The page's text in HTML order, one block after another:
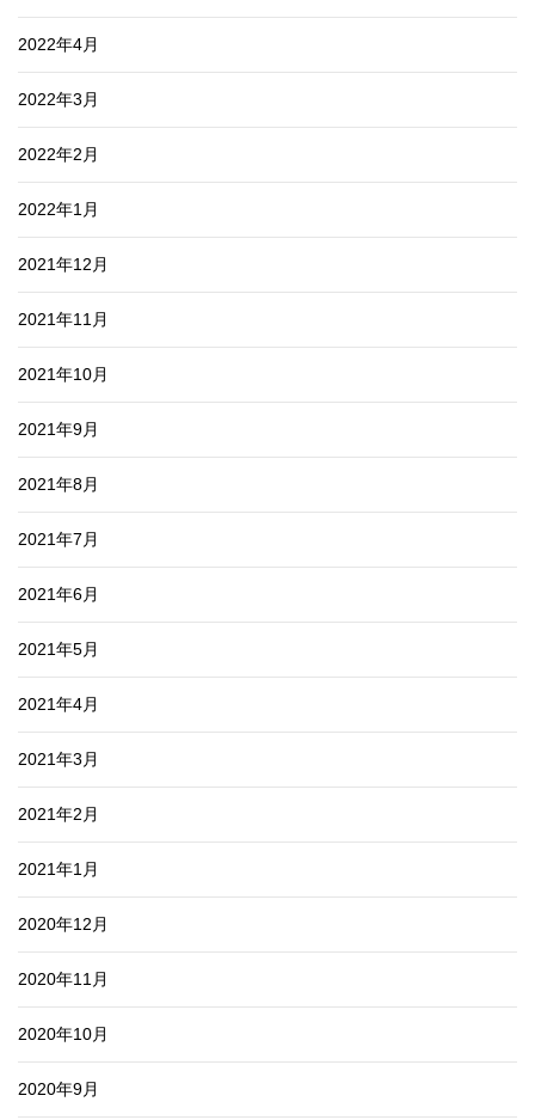
2022年4月
2022年3月
2022年2月
2022年1月
2021年12月
2021年11月
2021年10月
2021年9月
2021年8月
2021年7月
2021年6月
2021年5月
2021年4月
2021年3月
2021年2月
2021年1月
2020年12月
2020年11月
2020年10月
2020年9月